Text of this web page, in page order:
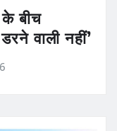
बीच
वाली नहीं’